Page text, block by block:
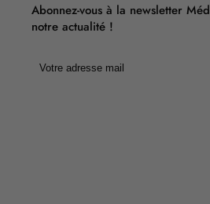
Abonnez-vous à la newsletter
notre actualité !